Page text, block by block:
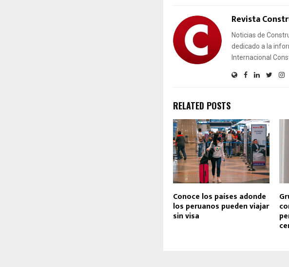
Revista
Noticias de
dedicado a la
Internacional
RELATED POSTS
Conoce los países adonde
los peruanos pueden viajar
sin visa